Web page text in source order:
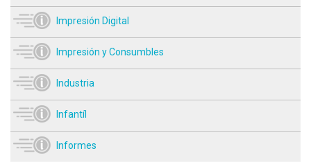
Impresión Digital
Impresión y Consumbles
Industria
Infantíl
Informes